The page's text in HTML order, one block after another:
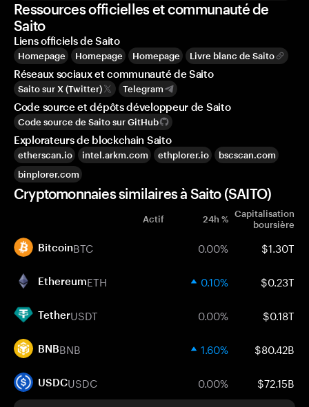
Ressources officielles et communauté de
Saito
Liens officiels de Saito
Homepage Homepage Homepage Livre blanc de Saito
Réseaux sociaux et communauté de Saito
Saito sur X (Twitter) Telegram
Code source et dépôts développeur de Saito
Code source de Saito sur GitHub
Explorateurs de blockchain Saito
etherscan.io intel.arkm.com ethplorer.io
bscscan.com
binplorer.com
Cryptomonnaies similaires à Saito (SAITO)
Actif 24h % Capitalisation
boursière
BitcoinBTC 0.00% $1.30T
EthereumETH 0.10% $0.23T
TetherUSDT 0.00% $0.18T
BNBBNB 1.60% $80.42B
USDCUSDC 0.00% $72.15B